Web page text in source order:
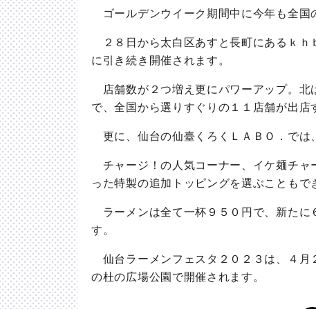
ゴールデンウイーク期間中に今年も全国
２８日から太白区あすと長町にあるｋｈ
に引き続き開催されます。
店舗数が２つ増え更にパワーアップ。北
で、全国から選りすぐりの１１店舗が出店
更に、仙台の仙臺くろくＬＡＢＯ．では
チャージ！の人気コーナー、イケ麺チャ
った特製の追加トッピングを選ぶこともで
ラーメンは全て一杯９５０円で、新たに
す。
仙台ラーメンフェスタ２０２３は、４月
の杜の広場公園で開催されます。